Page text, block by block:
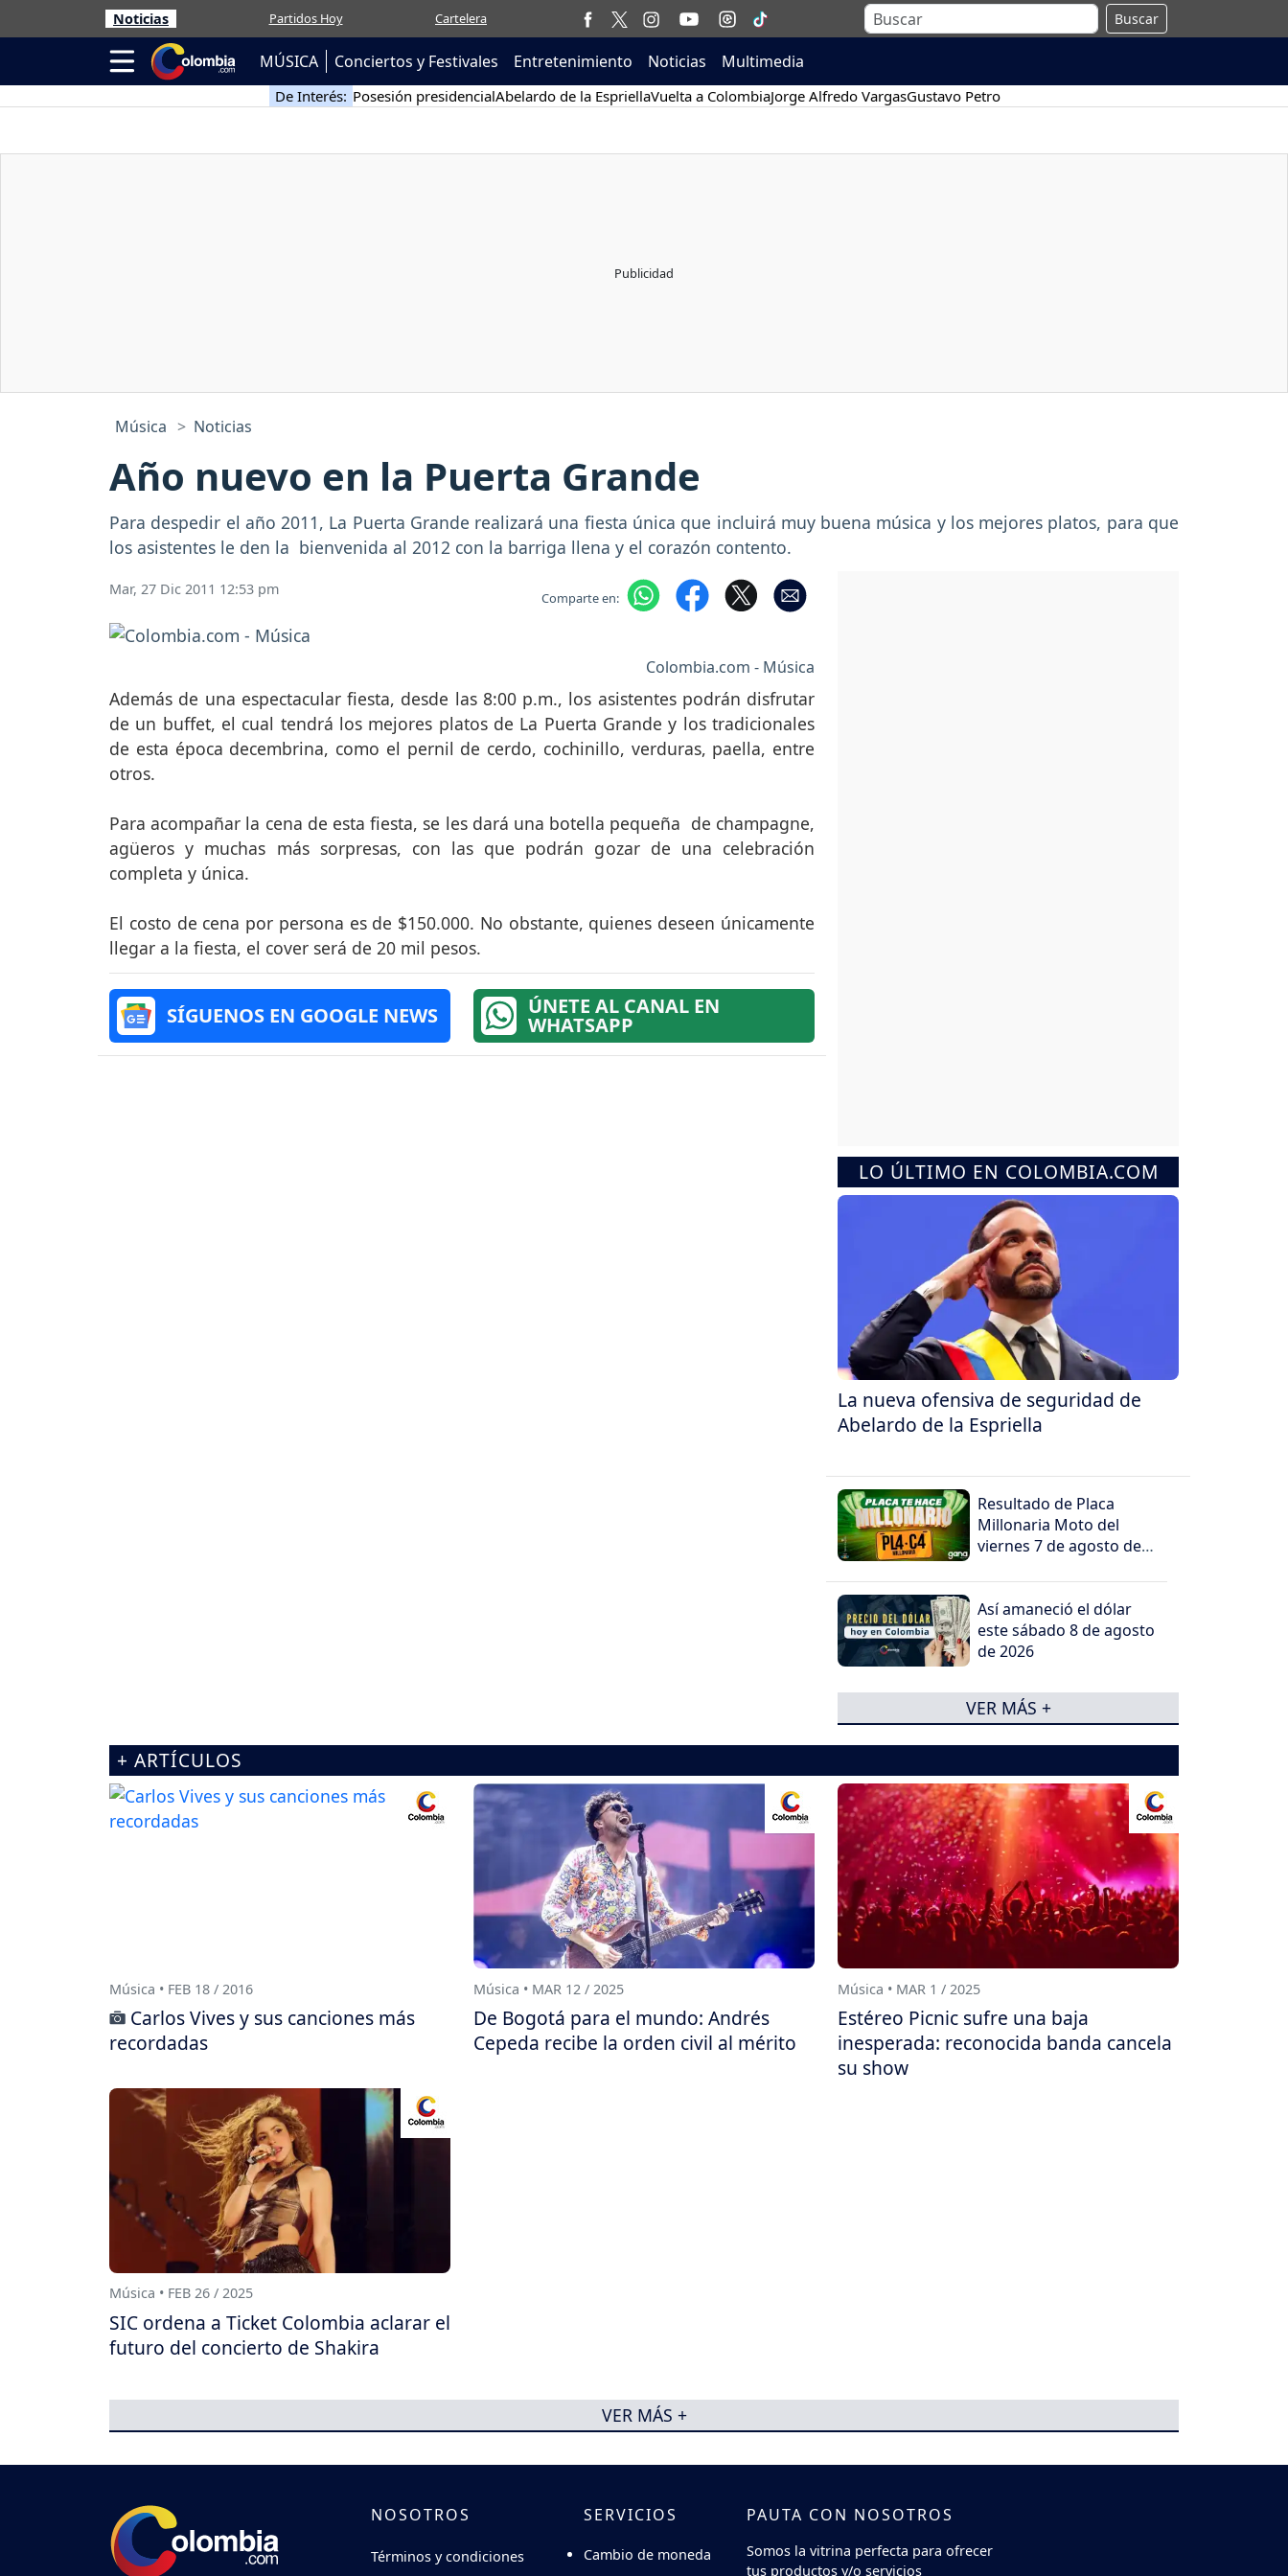
Noticias Partidos Hoy Cartelera Buscar
MÚSICA Conciertos y Festivales Entretenimiento Noticias Multimedia
De Interés: Posesión presidencialAbelardo de la EspriellaVuelta a ColombiaJorge Alfredo VargasGustavo Petro
Música Noticias
Año nuevo en la Puerta Grande
Para despedir el año 2011, La Puerta Grande realizará una fiesta única que incluirá muy buena música y los mejores platos, para que
los asistentes le den la bienvenida al 2012 con la barriga llena y el corazón contento.
Mar, 27 Dic 2011 12:53 pm Comparte en:
Colombia.com - Música
Además de una espectacular fiesta, desde las 8:00 p.m., los asistentes podrán disfrutar
de un buffet, el cual tendrá los mejores platos de La Puerta Grande y los tradicionales
de esta época decembrina, como el pernil de cerdo, cochinillo, verduras, paella, entre
otros.
Para acompañar la cena de esta fiesta, se les dará una botella pequeña de champagne,
agüeros y muchas más sorpresas, con las que podrán gozar de una celebración
completa y única.
El costo de cena por persona es de $150.000. No obstante, quienes deseen únicamente
llegar a la fiesta, el cover será de 20 mil pesos.
SÍGUENOS EN GOOGLE NEWS ÚNETE AL CANAL EN
WHATSAPP
LO ÚLTIMO EN COLOMBIA.COM
La nueva ofensiva de seguridad de
Abelardo de la Espriella
Resultado de Placa
Millonaria Moto del
viernes 7 de agosto de
Así amaneció el dólar
este sábado 8 de agosto
de 2026
VER MÁS +
+ ARTÍCULOS
Música • FEB 18 / 2016
Carlos Vives y sus canciones más
recordadas
Música • MAR 12 / 2025
De Bogotá para el mundo: Andrés
Cepeda recibe la orden civil al mérito
Música • MAR 1 / 2025
Estéreo Picnic sufre una baja
inesperada: reconocida banda cancela
su show
Música • FEB 26 / 2025
SIC ordena a Ticket Colombia aclarar el
futuro del concierto de Shakira
VER MÁS +
NOSOTROS
Términos y condiciones
SERVICIOS
Cambio de moneda
PAUTA CON NOSOTROS
Somos la vitrina perfecta para ofrecer
tus productos y/o servicios